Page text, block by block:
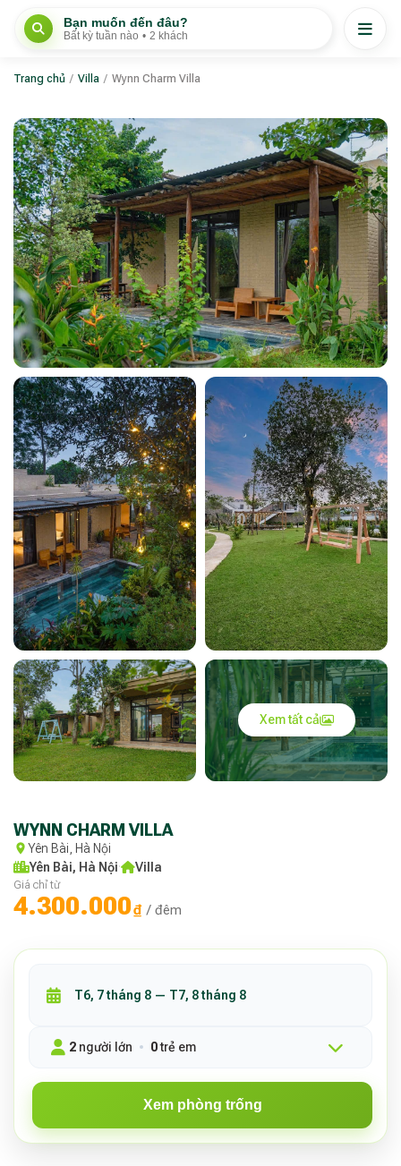
Bạn muốn đến đâu?
Bất kỳ tuần nào • 2 khách
Trang chủ / Villa / Wynn Charm Villa
Xem tất cả
WYNN CHARM VILLA
Yên Bài, Hà Nội
Yên Bài, Hà Nội· Villa
Giá chỉ từ
4.300.000₫ / đêm
2 người lớn 0trẻ em
Xem phòng trống